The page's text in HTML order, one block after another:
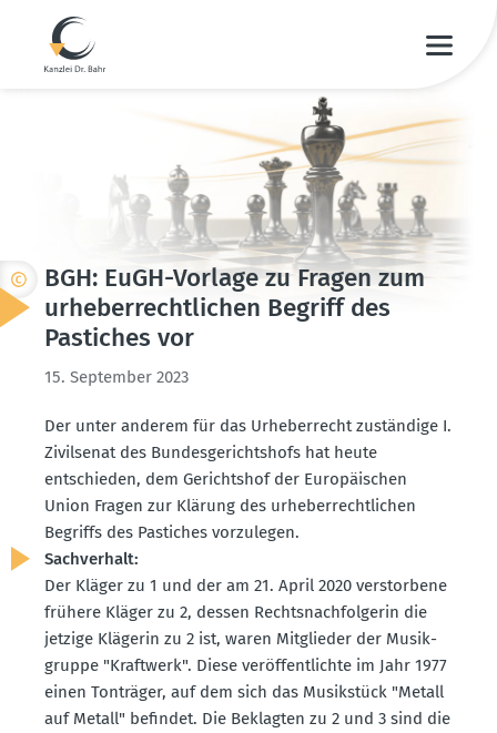
BGH: EuGH-Vorlage zu Fragen zum
urheber­recht­lichen Begriff des
Pastiches vor
15. September 2023
Der unter anderem für das Urheber­recht zuständige I.
Zivil­senat des Bundes­ge­richtshofs hat heute
entschieden, dem Gerichtshof der Europäi­schen
Union Fragen zur Klärung des urheber­recht­lichen
Begriffs des Pastiches vorzu­legen.
Sachverhalt:
Der Kläger zu 1 und der am 21. April 2020 verstorbene
frühere Kläger zu 2, dessen Rechts­nach­fol­gerin die
jetzige Klägerin zu 2 ist, waren Mitglieder der Musik­
gruppe "Kraftwerk". Diese veröf­fent­lichte im Jahr 1977
einen Tonträger, auf dem sich das Musik­stück "Metall
auf Metall" befindet. Die Beklagten zu 2 und 3 sind die